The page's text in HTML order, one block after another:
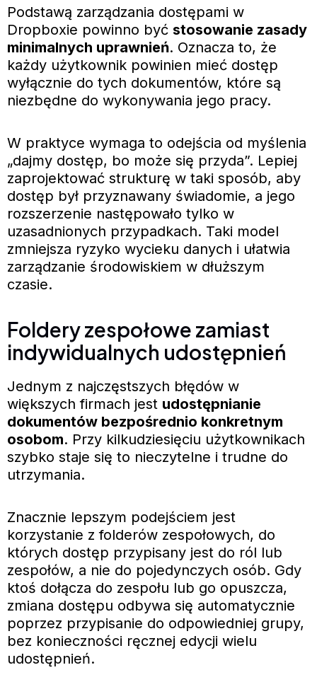
Podstawą zarządzania dostępami w
Dropboxie powinno być stosowanie zasady
minimalnych uprawnień. Oznacza to, że
każdy użytkownik powinien mieć dostęp
wyłącznie do tych dokumentów, które są
niezbędne do wykonywania jego pracy.
W praktyce wymaga to odejścia od myślenia
„dajmy dostęp, bo może się przyda”. Lepiej
zaprojektować strukturę w taki sposób, aby
dostęp był przyznawany świadomie, a jego
rozszerzenie następowało tylko w
uzasadnionych przypadkach. Taki model
zmniejsza ryzyko wycieku danych i ułatwia
zarządzanie środowiskiem w dłuższym
czasie.
Foldery zespołowe zamiast
indywidualnych udostępnień
Jednym z najczęstszych błędów w
większych firmach jest udostępnianie
dokumentów bezpośrednio konkretnym
osobom. Przy kilkudziesięciu użytkownikach
szybko staje się to nieczytelne i trudne do
utrzymania.
Znacznie lepszym podejściem jest
korzystanie z folderów zespołowych, do
których dostęp przypisany jest do ról lub
zespołów, a nie do pojedynczych osób. Gdy
ktoś dołącza do zespołu lub go opuszcza,
zmiana dostępu odbywa się automatycznie
poprzez przypisanie do odpowiedniej grupy,
bez konieczności ręcznej edycji wielu
udostępnień.